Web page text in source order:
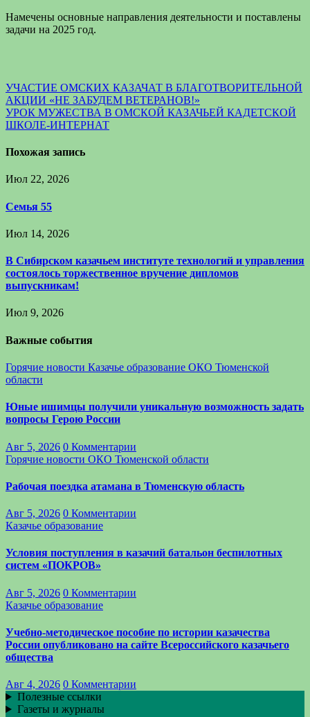
Намечены основные направления деятельности и поставлены
задачи на 2025 год.
Навигация
по
записям
УЧАСТИЕ ОМСКИХ КАЗАЧАТ В БЛАГОТВОРИТЕЛЬНОЙ
АКЦИИ «НЕ ЗАБУДЕМ ВЕТЕРАНОВ!»
УРОК МУЖЕСТВА В ОМСКОЙ КАЗАЧЬЕЙ КАДЕТСКОЙ
ШКОЛЕ-ИНТЕРНАТ
Похожая запись
Июл 22, 2026
Семья 55
Июл 14, 2026
В Сибирском казачьем институте технологий и управления
состоялось торжественное вручение дипломов
выпускникам!
Июл 9, 2026
Важные события
Горячие новости Казачье образование ОКО Тюменской
области
Юные ишимцы получили уникальную возможность задать
вопросы Герою России
Авг 5, 2026 0 Комментарии
Горячие новости ОКО Тюменской области
Рабочая поездка атамана в Тюменскую область
Авг 5, 2026 0 Комментарии
Казачье образование
Условия поступления в казачий батальон беспилотных
систем «ПОКРОВ»
Авг 5, 2026 0 Комментарии
Казачье образование
Учебно-методическое пособие по истории казачества
России опубликовано на сайте Всероссийского казачьего
общества
Авг 4, 2026 0 Комментарии
Полезные ссылки
Газеты и журналы